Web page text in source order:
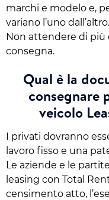
marchi e modelo e,
variano l’uno dall’altro.
Non attendere di più
consegna.
Qual è la
consegnare
veicolo
I privati dovranno
lavoro fisso e una
Le aziende e le
leasing con Total
censimento atto,